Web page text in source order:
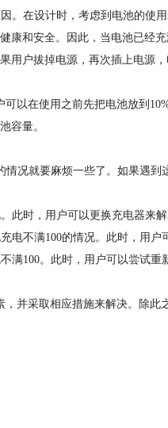
在设计时，考虑到电池的使
康和安全。因此，当电池已经
用户拔掉电源，再次插上电源
以在使用之前先把电池放到
容量。
况就要麻烦一些了。如果遇到
时，用户可以更换充电器来解
不满100的情况。此时，用户
100。此时，用户可以尝试重
并采取相应措施来解决。除此